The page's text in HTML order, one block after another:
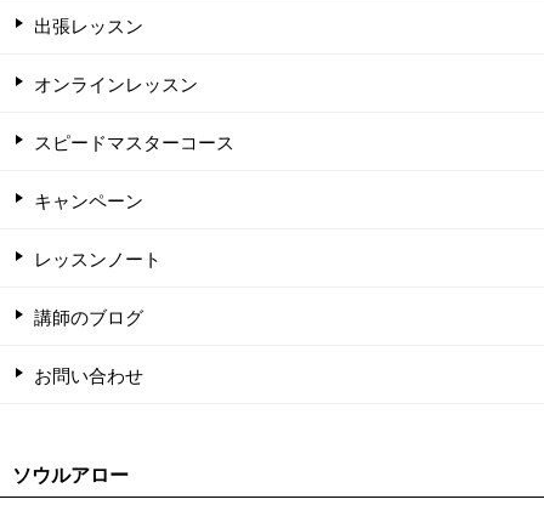
出張レッスン
オンラインレッスン
スピードマスターコース
キャンペーン
レッスンノート
講師のブログ
お問い合わせ
ソウルアロー